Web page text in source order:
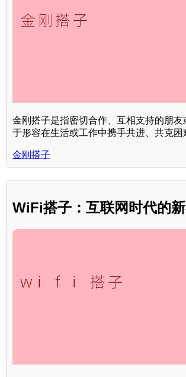
金刚搭子是指密切合作、互相支持的朋友
于形容在生活或工作中携手共进、共克困
金刚搭子
WiFi搭子：互联网时代的